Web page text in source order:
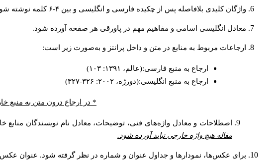
واژگان کلیدی بلافاصله پس از چکیده فارسی و انگلیسی و بین ۴-۶ کلمه نوشته شود.
معادل انگلیسی اسامی و مفاهیم مهم در پاورقی هر صفحه آورده شود.
ارجاعات مربوط به منابع در متن و داخل پرانتز و به‌صورت زیر است:
ارجاع به منبع فارسی:(عالم، ۱۳۹۱: ۱۰۳)
ارجاع به منبع انگلیسی:(دورژه، ۲۰۰۲: ۳۲۶-۳۲۷)
* در ارجاع درون متن به منبع
اصطلاحات و معادل واژه‌های فنی، توضیحات، معادل نام نویسندگان
مقاله هیچ واژه خارجی نباید آورده شود.
برای عکس‌ها، نمودارها و جداول عنوان و شماره در نظر گرفته شود. عنوان